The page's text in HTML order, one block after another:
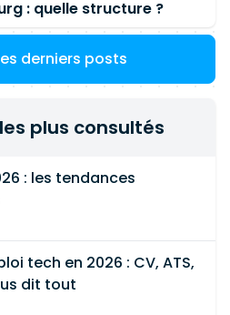
: quelle structure ?
derniers posts
plus consultés
: les tendances
tech en 2026 : CV, ATS,
dit tout